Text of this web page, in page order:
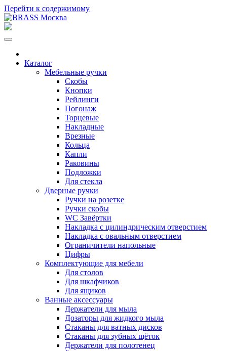
Перейти к содержимому
Каталог
Мебельные ручки
Скобы
Кнопки
Рейлинги
Погонаж
Торцевые
Накладные
Врезные
Кольца
Капли
Раковины
Подложки
Для стекла
Дверные ручки
Ручки на розетке
Ручки скобы
WC Завёртки
Накладка с цилиндрическим отверстием
Накладка с овальным отверстием
Ограничители напольные
Цифры
Комплектующие для мебели
Для столов
Для шкафчиков
Для ящиков
Ванные аксессуары
Держатели для мыла
Дозаторы для жидкого мыла
Стаканы для ватных дисков
Стаканы для зубных щёток
Держатели для полотенец